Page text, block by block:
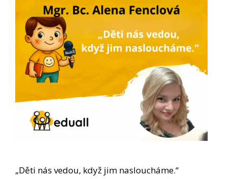
„Děti nás vedou, když jim nasloucháme.“